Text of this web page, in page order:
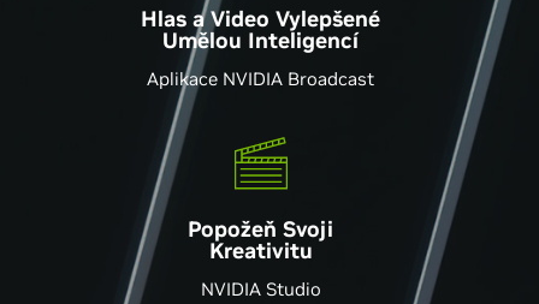
Hlas a Video Vylepšené
Umělou Inteligencí
Aplikace NVIDIA Broadcast
Popožeň Svoji
Kreativitu
NVIDIA Studio